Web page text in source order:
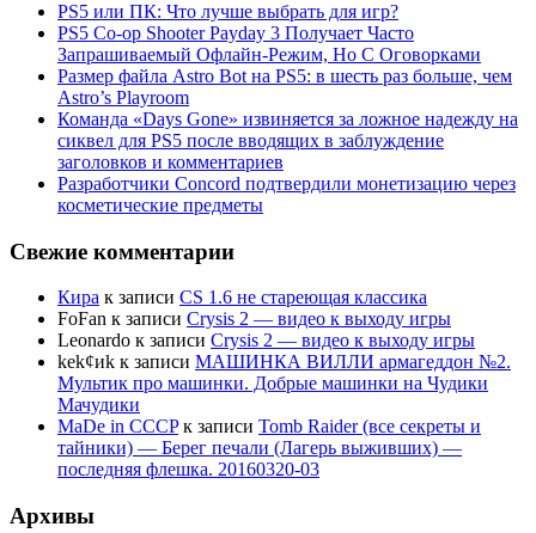
PS5 или ПК: Что лучше выбрать для игр?
PS5 Co-op Shooter Payday 3 Получает Часто
Запрашиваемый Офлайн-Режим, Но С Оговорками
Размер файла Astro Bot на PS5: в шесть раз больше, чем
Astro’s Playroom
Команда «Days Gone» извиняется за ложное надежду на
сиквел для PS5 после вводящих в заблуждение
заголовков и комментариев
Разработчики Concord подтвердили монетизацию через
косметические предметы
Свежие комментарии
Кира к записи CS 1.6 не стареющая классика
FoFan к записи Crysis 2 — видео к выходу игры
Leonardo к записи Crysis 2 — видео к выходу игры
kek¢иk к записи МАШИНКА ВИЛЛИ армагеддон №2.
Мультик про машинки. Добрые машинки на Чудики
Мачудики
MaDe in CCCPк записи Tomb Raider (все секреты и
тайники) — Берег печали (Лагерь выживших) —
последняя флешка. 20160320-03
Архивы